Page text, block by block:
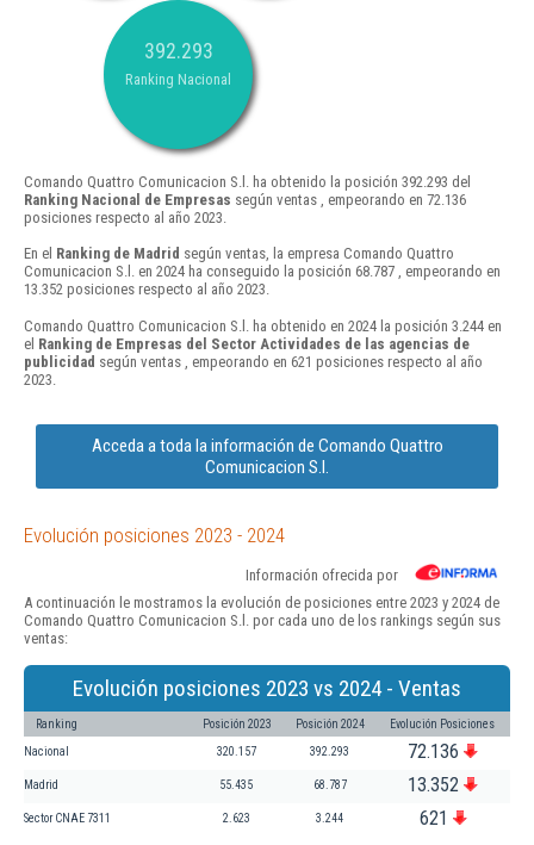
392.293
Ranking Nacional
Comando Quattro Comunicacion S.l. ha obtenido la posición 392.293 del
Ranking Nacional de Empresas según ventas , empeorando en 72.136
posiciones respecto al año 2023.
En el Ranking de Madrid según ventas, la empresa Comando Quattro
Comunicacion S.l. en 2024 ha conseguido la posición 68.787 , empeorando en
13.352 posiciones respecto al año 2023.
Comando Quattro Comunicacion S.l. ha obtenido en 2024 la posición 3.244 en
el Ranking de Empresas del Sector Actividades de las agencias de
publicidad según ventas , empeorando en 621 posiciones respecto al año
2023.
Acceda a toda la información de Comando Quattro
Comunicacion S.l.
Evolución posiciones 2023 - 2024
Información ofrecida por
A continuación le mostramos la evolución de posiciones entre 2023 y 2024 de
Comando Quattro Comunicacion S.l. por cada uno de los rankings según sus
ventas:
Evolución posiciones 2023 vs 2024 - Ventas
Ranking Posición 2023 Posición 2024 Evolución Posiciones
Nacional 320.157 392.293 72.136
Madrid 55.435 68.787 13.352
Sector CNAE 7311 2.623 3.244 621